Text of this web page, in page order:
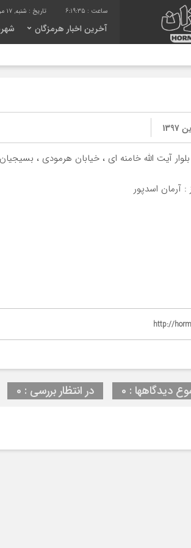
6:19:35 تاریخ : شنبه, ۱۷ مرداد , ۱۴۰۵
آخرین اخبار هرمزگان
آیت الله خامنه ای ، خیابان هرمودی ، بسیجیان
آرمان اسدپور
http://
دیدگاهها : 0 در انتظار بررسی : 0